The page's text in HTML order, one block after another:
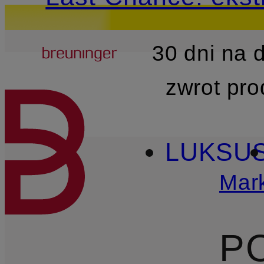
PRZEJDŹ DO GŁÓWNEJ
Breuninger
30 dni na
zwrot